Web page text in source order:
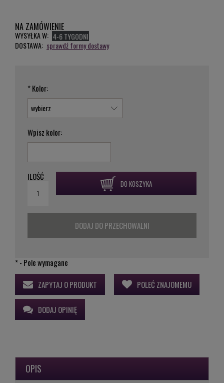
NA ZAMÓWIENIE
WYSYŁKA W: 4-6 TYGODNI
DOSTAWA: sprawdź formy dostawy
*Kolor:
Wpisz kolor:
ILOŚĆ
DO KOSZYKA
DODAJ DO PRZECHOWALNI
*- Pole wymagane
ZAPYTAJ O PRODUKT
POLEĆ ZNAJOMEMU
DODAJ OPINIĘ
OPIS